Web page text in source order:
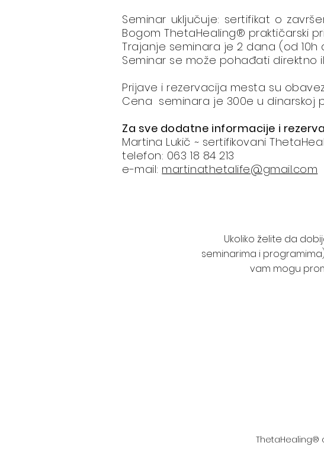
Seminar uključuje: sertifikat o
Bogom ThetaHealing® praktičarski
Trajanje seminara je 2 dana (od 10h
Seminar se može pohađati direktno
Prijave i rezervacija mesta su
​Cena seminara je 300e u dinarskoj
Za sve dodatne informacije i
Martina Lukič ~ sertifikovani
telefon: 063 18 84 213
e-mail: martinathetalife@gmail.com
Ukoliko želite da
seminarima i
vam mogu
ThetaHealing®